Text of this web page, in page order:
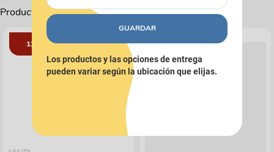
Productos Complementarios
12% 12%
GUARDAR
Los productos y las opciones de entrega
pueden variar según la ubicación que elijas.